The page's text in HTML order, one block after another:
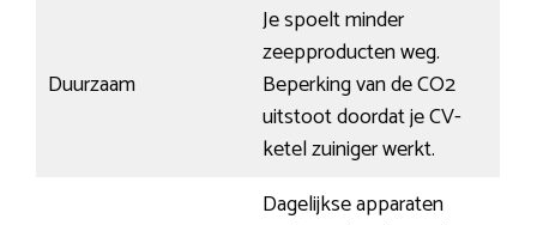
Duurzaam
Je spoelt minder
zeepproducten weg.
Beperking van de CO2
uitstoot doordat je CV-
ketel zuiniger werkt.
Dagelijkse apparaten